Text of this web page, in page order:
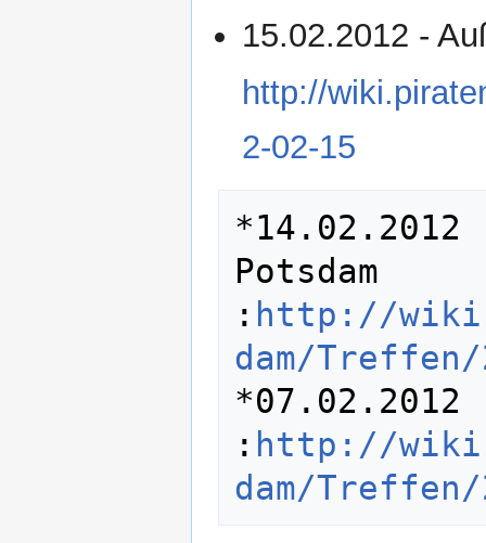
15.02.2012 -
http://
2-02-15
*14.02.2012
Potsdam
: http://
dam/Treffen/
: http://
dam/Treffen/